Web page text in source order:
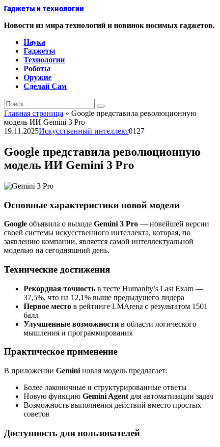
Перейти
контенту
Гаджеты и технологии
Новости из мира технологий и новинок носимых гаджетов.
Наука
Гаджеты
Технологии
Роботы
Оружие
Сделай Сам
Search
for:
Главная страница » Google представила революционную
модель ИИ Gemini 3 Pro
19.11.2025Искусственный интеллект0127
Google представила революционную
модель ИИ Gemini 3 Pro
Основные характеристики новой модели
Google объявила о выходе Gemini 3 Pro — новейшей версии
своей системы искусственного интеллекта, которая, по
заявлению компании, является самой интеллектуальной
моделью на сегодняшний день.
Технические достижения
Рекордная точность в тесте Humanity’s Last Exam —
37,5%, что на 12,1% выше предыдущего лидера
Первое место в рейтинге LMArena с результатом 1501
балл
Улучшенные возможности в области логического
мышления и программирования
Практическое применение
В приложении Gemini новая модель предлагает:
Более лаконичные и структурированные ответы
Новую функцию Gemini Agent для автоматизации задач
Возможность выполнения действий вместо простых
советов
Доступность для пользователей